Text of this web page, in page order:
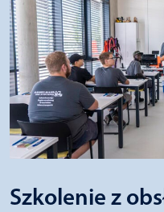
Szkolenie z